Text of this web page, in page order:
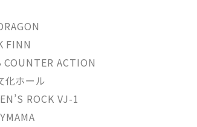
FINN
ACTION
ホール
ROCK VJ-1